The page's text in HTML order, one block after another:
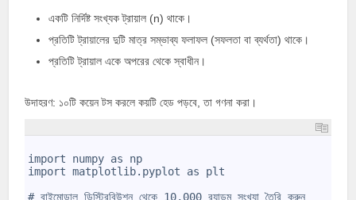
একটি নির্দিষ্ট সংখ্যক ট্রায়াল (n) থাকে।
প্রতিটি ট্রায়ালের দুটি মাত্র সম্ভাব্য ফলাফল (সফলতা বা ব্যর্থতা) থাকে।
প্রতিটি ট্রায়াল একে অপরের থেকে স্বাধীন।
উদাহরণ: ১০টি কয়েন টস করলে কয়টি হেড পড়বে, তা গণনা করা।
import numpy as np
import matplotlib.pyplot as plt
# বাইমোডাল ডিস্ট্রিবিউশন থেকে 10,000 র‍্যান্ডম সংখ্যা তৈরি করুন